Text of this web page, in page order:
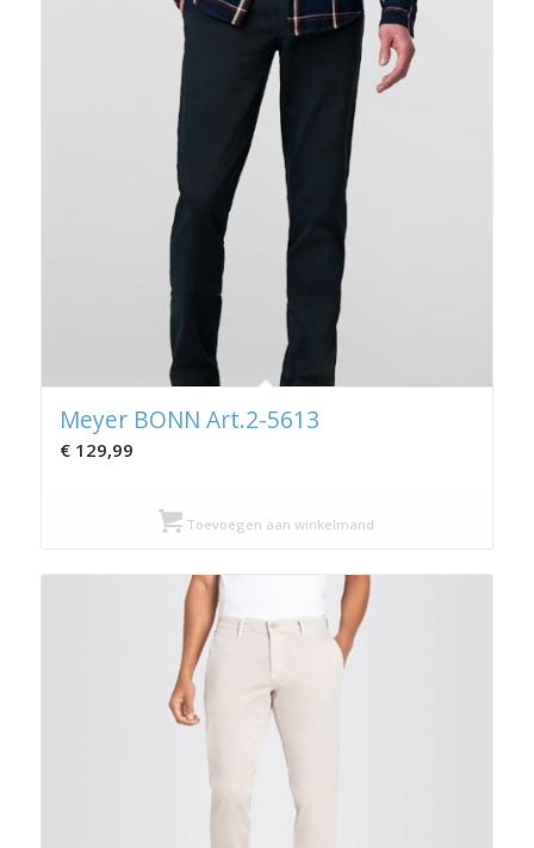
Meyer BONN Art.2-5613
€129,99
Toevoegen aan winkelmand